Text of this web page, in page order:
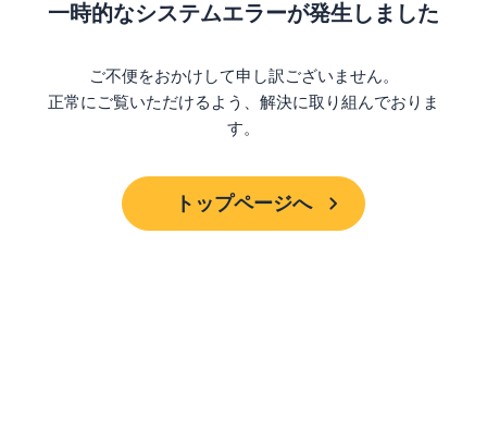
一時的なシステムエラーが発生しました
ご不便をおかけして申し訳ございません。
正常にご覧いただけるよう、解決に取り組んでおりま
す。
トップページへ